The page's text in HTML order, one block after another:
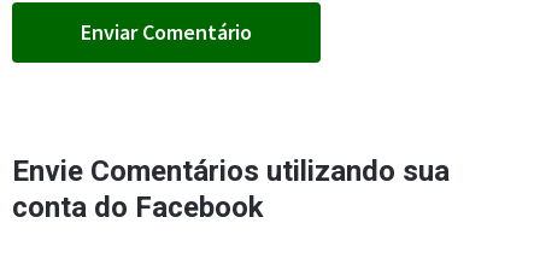
Envie Comentários utilizando sua
conta do Facebook